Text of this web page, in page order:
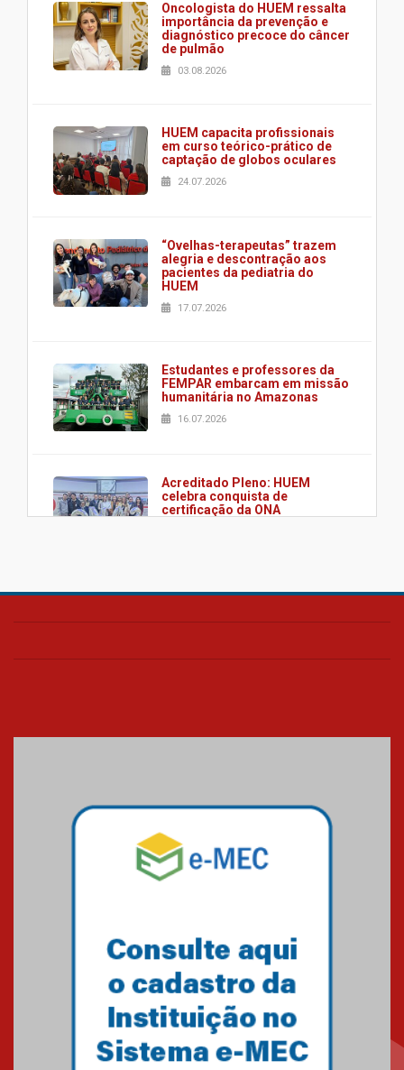
Oncologista do HUEM ressalta
importância da prevenção e
diagnóstico precoce do câncer
de pulmão
03.08.2026
HUEM capacita profissionais
em curso teórico-prático de
captação de globos oculares
24.07.2026
“Ovelhas-terapeutas” trazem
alegria e descontração aos
pacientes da pediatria do
HUEM
17.07.2026
Estudantes e professores da
FEMPAR embarcam em missão
humanitária no Amazonas
16.07.2026
Acreditado Pleno: HUEM
celebra conquista de
certificação da ONA
HUEM é o primeiro hospital do
UTI's inteligentes
referência mundial em
Pós-Asco: evento do HUEM
debate novidades sobre
estudos e tratamentos contra
o câncer
MackPesquisa 2026 prorroga
inscrições até 14 de agosto
15.06.2026